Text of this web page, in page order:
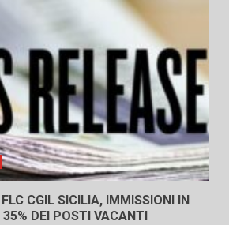
CGIL SICILIA, IMMISSIONI IN
35% DEI POSTI VACANTI